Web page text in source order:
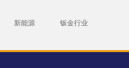
新能源 钣金行业